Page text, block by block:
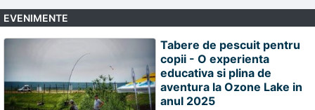
EVENIMENTE
Tabere de pescuit pentru
copii - O experienta
educativa si plina de
aventura la Ozone Lake in
anul 2025